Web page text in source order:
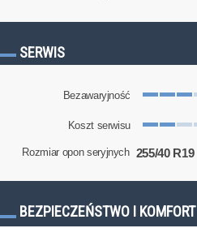
SERWIS
Bezawaryjność
Koszt serwisu
Rozmiar opon seryjnych 255/40 R19
BEZPIECZEŃSTWO I KOMFORT